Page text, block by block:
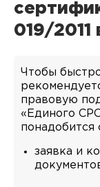
019/2011
Чтобы
правовую
«Единого
заявка и